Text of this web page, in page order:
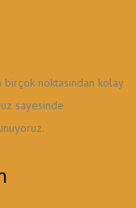
birçok noktasından kolay
sayesinde